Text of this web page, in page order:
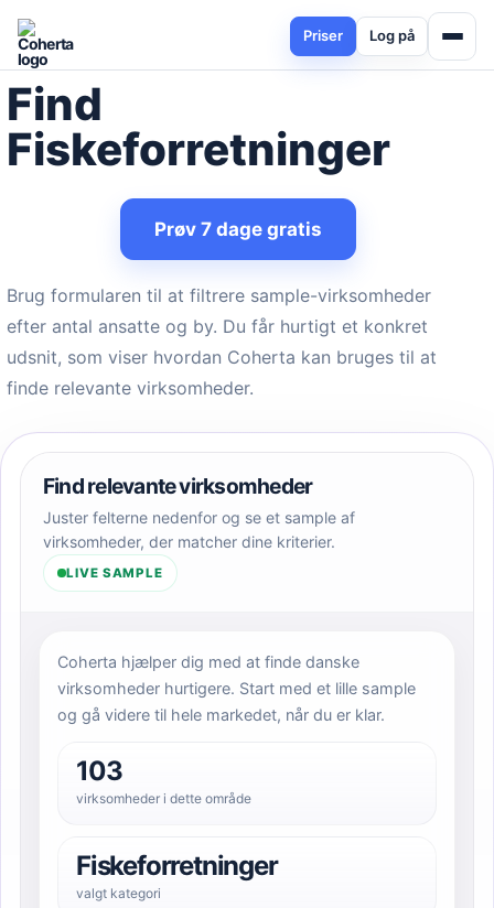
Priser Log på
Find
Fiskeforretninger
Prøv 7 dage gratis
Brug formularen til at filtrere sample-virksomheder
efter antal ansatte og by. Du får hurtigt et konkret
udsnit, som viser hvordan Coherta kan bruges til at
finde relevante virksomheder.
Find relevante virksomheder
Juster felterne nedenfor og se et sample af
virksomheder, der matcher dine kriterier.
LIVE SAMPLE
Coherta hjælper dig med at finde danske
virksomheder hurtigere. Start med et lille sample
og gå videre til hele markedet, når du er klar.
103
virksomheder i dette område
Fiskeforretninger
valgt kategori